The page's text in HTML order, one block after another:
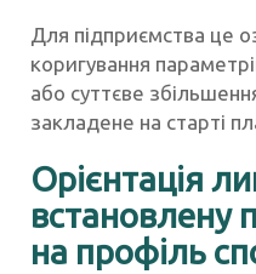
Для підприємства це
коригування
або суттєве
закладене на старті
Орієнтація
встановлену
на профіль